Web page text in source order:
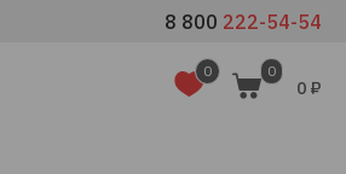
8 800 222-54-54
0 0
0 ₽